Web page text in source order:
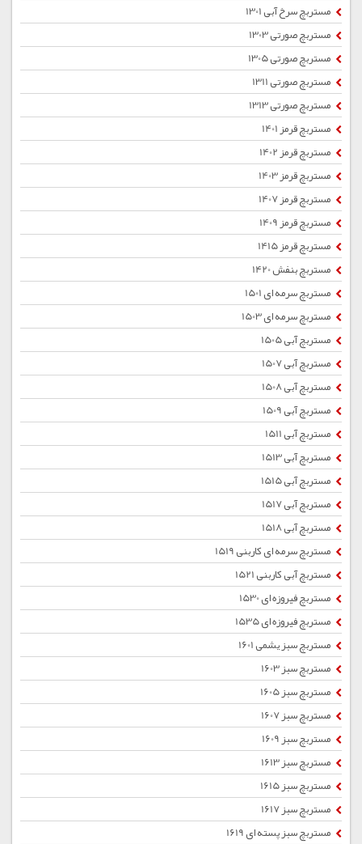
مستربچ سرخ آبی 1301
مستربچ صورتی 1303
مستربچ صورتی 1305
مستربچ صورتی 1311
مستربچ صورتی 1313
مستربچ قرمز 1401
مستربچ قرمز 1402
مستربچ قرمز 1403
مستربچ قرمز 1407
مستربچ قرمز 1409
مستربچ قرمز 1415
مستربچ بنفش 1420
مستربچ سرمه ای 1501
مستربچ سرمه ای 1503
مستربچ آبی 1505
مستربچ آبی 1507
مستربچ آبی 1508
مستربچ آبی 1509
مستربچ آبی 1511
مستربچ آبی 1513
مستربچ آبی 1515
مستربچ آبی 1517
مستربچ آبی 1518
مستربچ سرمه ای کاربنی 1519
مستربچ آبی کاربنی 1521
مستربچ فیروزه ای 1530
مستربچ فیروزه ای 1535
مستربچ سبز یشمی 1601
مستربچ سبز 1603
مستربچ سبز 1605
مستربچ سبز 1607
مستربچ سبز 1609
مستربچ سبز 1613
مستربچ سبز 1615
مستربچ سبز 1617
مستربچ سبز پسته ای 1619